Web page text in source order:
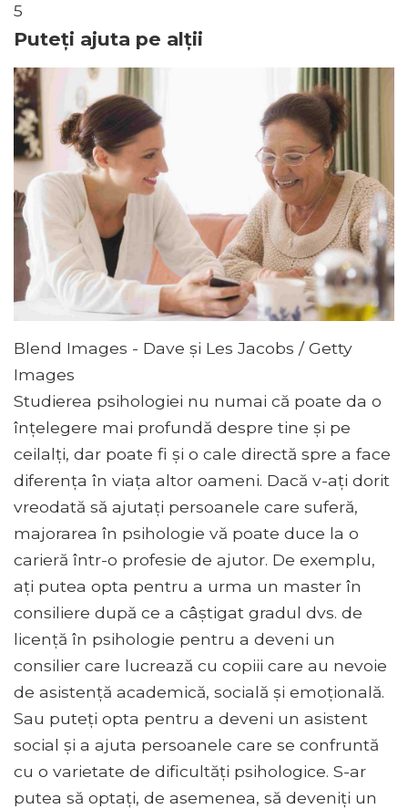
5
Puteți ajuta pe alții
Blend Images - Dave și Les Jacobs / Getty
Images
Studierea psihologiei nu numai că poate da o
înțelegere mai profundă despre tine și pe
ceilalți, dar poate fi și o cale directă spre a face
diferența în viața altor oameni. Dacă v-ați dorit
vreodată să ajutați persoanele care suferă,
majorarea în psihologie vă poate duce la o
carieră într-o profesie de ajutor. De exemplu,
ați putea opta pentru a urma un master în
consiliere după ce a câștigat gradul dvs. de
licență în psihologie pentru a deveni un
consilier care lucrează cu copiii care au nevoie
de asistență academică, socială și emoțională.
Sau puteți opta pentru a deveni un asistent
social și a ajuta persoanele care se confruntă
cu o varietate de dificultăți psihologice. S-ar
putea să optați, de asemenea, să deveniți un